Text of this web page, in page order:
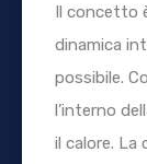
Il concetto
dinamica
possibile.
l’interno
il calore. La